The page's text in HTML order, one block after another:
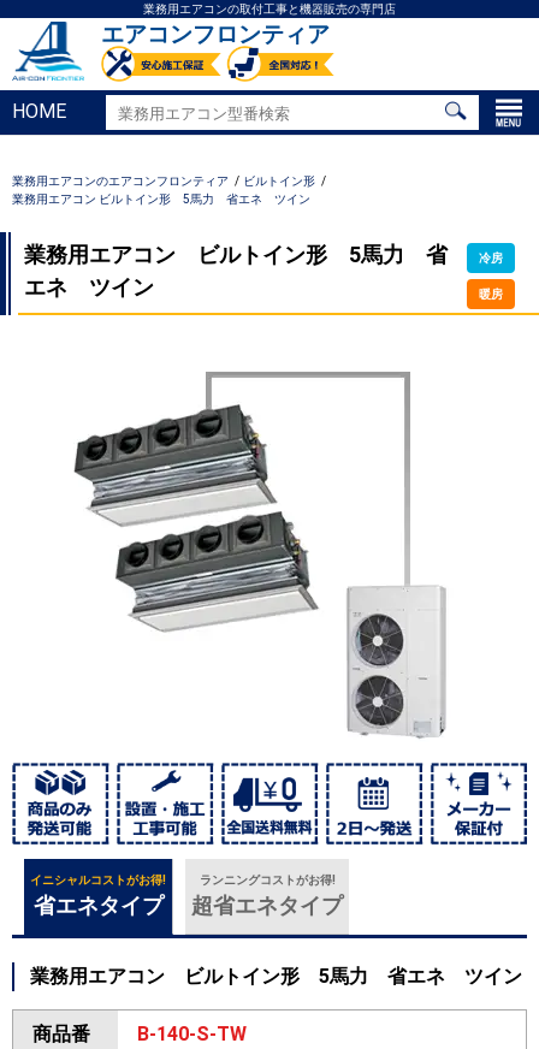
業務用エアコンの取付工事と機器販売の専門店
エアコンフロンティア
HOME
業務用エアコンのエアコンフロンティア
ビルトイン形
業務用エアコン ビルトイン形 5馬力 省エネ ツイン
業務用エアコン ビルトイン形 5馬力 省
エネ ツイン
冷房
暖房
イニシャルコストがお得!
省エネタイプ
ランニングコストがお得!
超省エネタイプ
業務用エアコン ビルトイン形 5馬力 省エネ ツイン
商品番
B-140-S-TW